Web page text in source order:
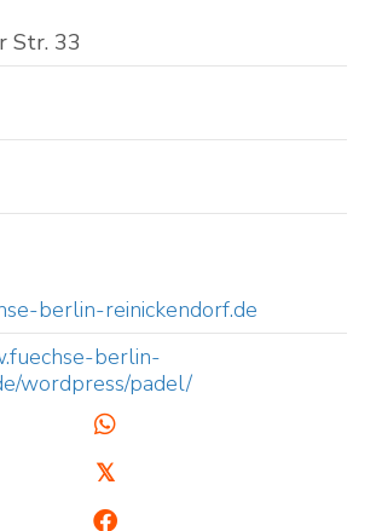
Str. 33
berlin-reinickendorf.de
berlin-
wordpress/padel/
𝕏